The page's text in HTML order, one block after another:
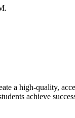
a high-quality,
achieve